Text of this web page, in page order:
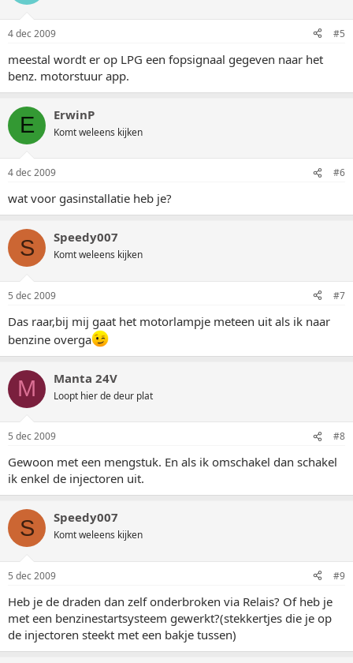
4 dec 2009 #5
meestal wordt er op LPG een fopsignaal gegeven naar het
benz. motorstuur app.
E ErwinP
Komt weleens kijken
4 dec 2009 #6
wat voor gasinstallatie heb je?
S Speedy007
Komt weleens kijken
5 dec 2009 #7
Das raar,bij mij gaat het motorlampje meteen uit als ik naar
benzine overga
M Manta 24V
Loopt hier de deur plat
5 dec 2009 #8
Gewoon met een mengstuk. En als ik omschakel dan schakel
ik enkel de injectoren uit.
S Speedy007
Komt weleens kijken
5 dec 2009 #9
Heb je de draden dan zelf onderbroken via Relais? Of heb je
met een benzinestartsysteem gewerkt?(stekkertjes die je op
de injectoren steekt met een bakje tussen)